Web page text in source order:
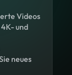
Videos
und
neues